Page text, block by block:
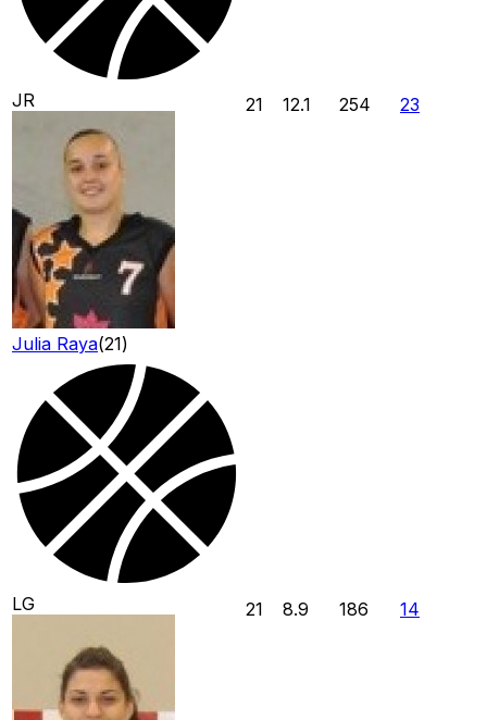
JR
Julia Raya(21)
21 12.1 254 23
LG 21 8.9 186 14